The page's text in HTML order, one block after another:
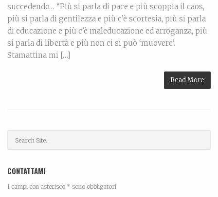
succedendo… “Più si parla di pace e più scoppia il caos,
più si parla di gentilezza e più c’è scortesia, più si parla
di educazione e più c’è maleducazione ed arroganza, più
si parla di libertà e più non ci si può ‘muovere’.
Stamattina mi […]
Read More
CONTATTAMI
I campi con asterisco * sono obbligatori